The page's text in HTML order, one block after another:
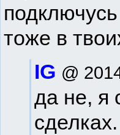
тоже в
IG @
да не, я